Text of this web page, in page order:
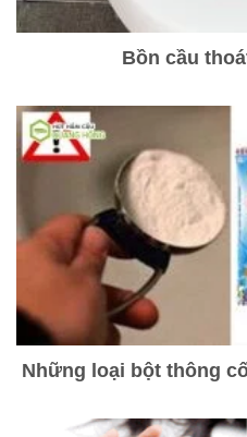
Bồn cầu
Những loại bột thông